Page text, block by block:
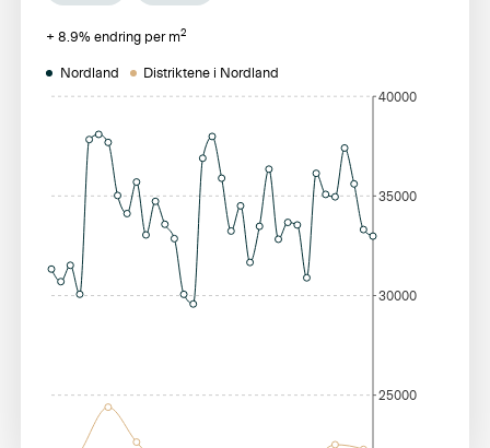
+8.9% endring per m2
Nordland Distriktene i Nordland
25000
30000
35000
40000